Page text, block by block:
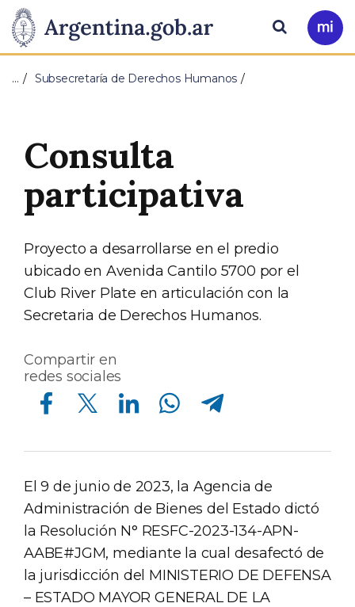
Presidencia
de
Nación
Pasar al contenido principal
Ir
a
Buscar
… Subsecretaría de Derechos Humanos
Consulta
participativa
Proyecto a desarrollarse en el predio
ubicado en Avenida Cantilo 5700 por el
Club River Plate en articulación con la
Secretaria de Derechos Humanos.
Compartir en
redes sociales
Compartir en Facebook Compartir en Twitter Compartir en Linkedin Compartir en Whatsapp Compartir en Telegram
El 9 de junio de 2023, la Agencia de
Administración de Bienes del Estado dictó
la Resolución N° RESFC-2023-134-APN-
AABE#JGM, mediante la cual desafectó de
la jurisdicción del MINISTERIO DE DEFENSA
– ESTADO MAYOR GENERAL DE LA